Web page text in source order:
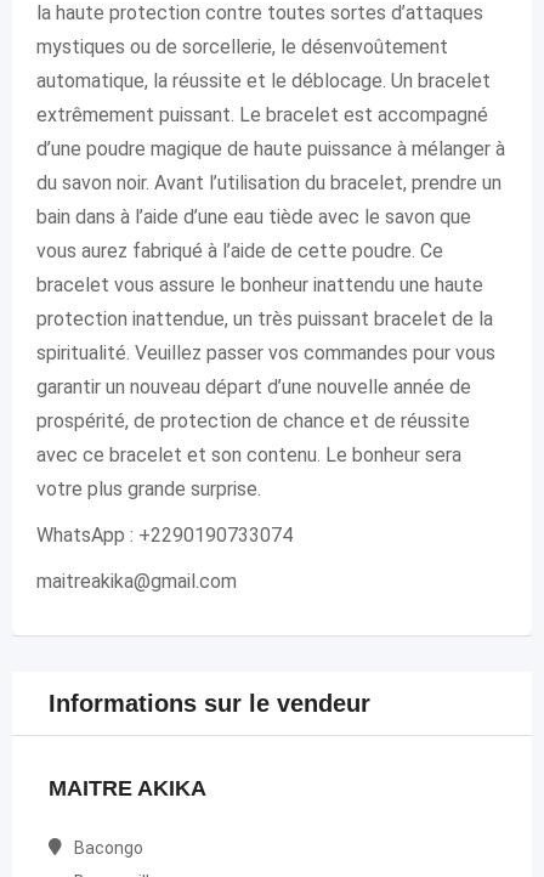
la haute protection contre toutes sortes d’attaques
mystiques ou de sorcellerie, le désenvoûtement
automatique, la réussite et le déblocage. Un bracelet
extrêmement puissant. Le bracelet est accompagné
d’une poudre magique de haute puissance à mélanger à
du savon noir. Avant l’utilisation du bracelet, prendre un
bain dans à l’aide d’une eau tiède avec le savon que
vous aurez fabriqué à l’aide de cette poudre. Ce
bracelet vous assure le bonheur inattendu une haute
protection inattendue, un très puissant bracelet de la
spiritualité. Veuillez passer vos commandes pour vous
garantir un nouveau départ d’une nouvelle année de
prospérité, de protection de chance et de réussite
avec ce bracelet et son contenu. Le bonheur sera
votre plus grande surprise.
WhatsApp : +2290190733074
maitreakika@gmail.com
Informations sur le vendeur
MAITRE AKIKA
Bacongo